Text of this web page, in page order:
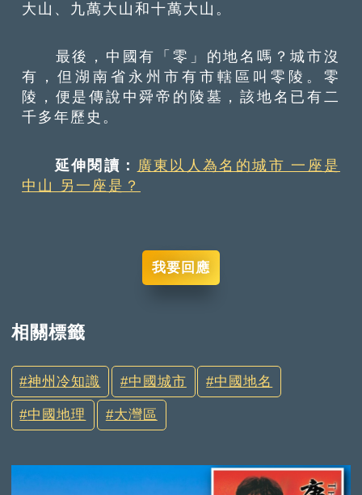
大山、九萬大山和十萬大山。
最後，中國有「零」的地名嗎？城市沒
有，但湖南省永州市有市轄區叫零陵。零
陵，便是傳說中舜帝的陵墓，該地名已有二
千多年歷史。
延伸閱讀： 廣東以人為名的城市 一座是
中山 另一座是？
我要回應
相關標籤
神州冷知識 中國城市 中國地名
中國地理 大灣區